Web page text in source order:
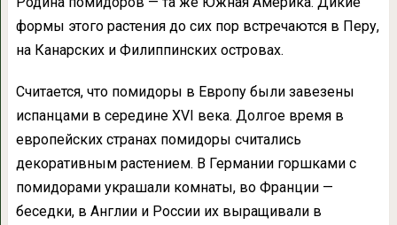
формы этого растения до сих пор встречаются в Перу,
на Канарских и Филиппинских островах.
Считается, что помидоры в Европу были завезены
испанцами в середине XVI века. Долгое время в
европейских странах помидоры считались
декоративным растением. В Германии горшками с
помидорами украшали комнаты, во Франции —
беседки, в Англии и России их выращивали в